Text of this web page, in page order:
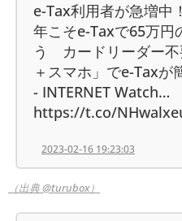
e-Tax利用者が急増中
年こそe-Taxで65万円
う カードリーダー不
＋スマホ」でe-Taxが
- INTERNET Watch…
https://t.co/
2023-02-16 19:23:03
（出典 @turubox）